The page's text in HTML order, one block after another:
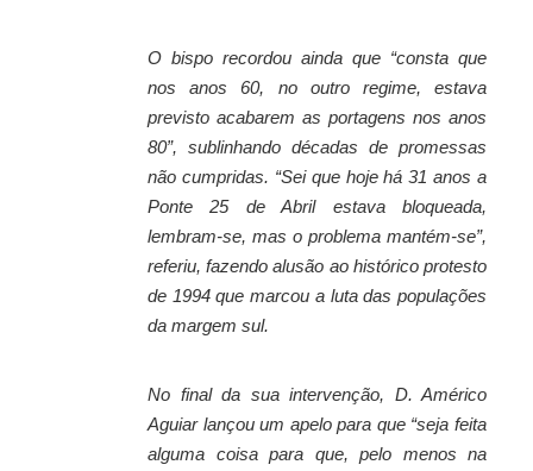
O bispo recordou ainda que “consta que
nos anos 60, no outro regime, estava
previsto acabarem as portagens nos anos
80”, sublinhando décadas de promessas
não cumpridas. “Sei que hoje há 31 anos a
Ponte 25 de Abril estava bloqueada,
lembram-se, mas o problema mantém-se”,
referiu, fazendo alusão ao histórico protesto
de 1994 que marcou a luta das populações
da margem sul.
No final da sua intervenção, D. Américo
Aguiar lançou um apelo para que “seja feita
alguma coisa para que, pelo menos na